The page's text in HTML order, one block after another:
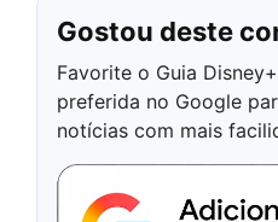
Gostou deste
Favorite o Guia
preferida no Google
notícias com mais